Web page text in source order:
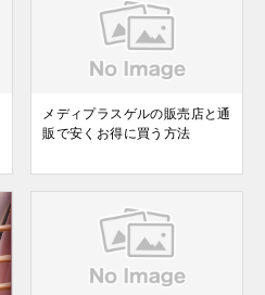
メディプラスゲルの販売店と通
販で安くお得に買う方法